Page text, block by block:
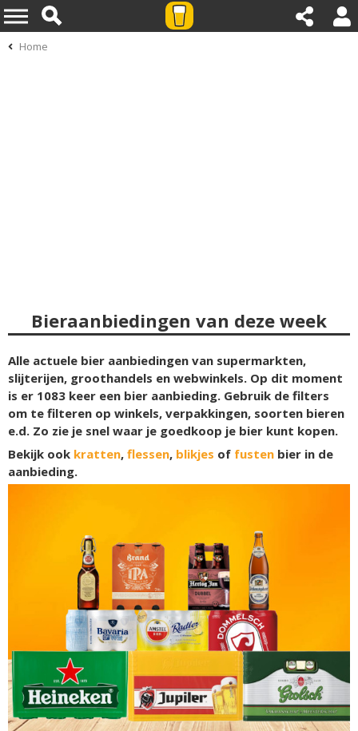
Home
Bieraanbiedingen van deze week
Alle actuele bier aanbiedingen van supermarkten,
slijterijen, groothandels en webwinkels. Op dit moment
is er 1083 keer een bier aanbieding. Gebruik de filters
om te filteren op winkels, verpakkingen, soorten bieren
e.d. Zo zie je snel waar je goedkoop je bier kunt kopen.
Bekijk ook kratten, flessen, blikjes of fusten bier in de
aanbieding.